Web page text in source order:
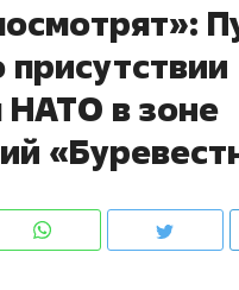
присутствии
НАТО в зоне